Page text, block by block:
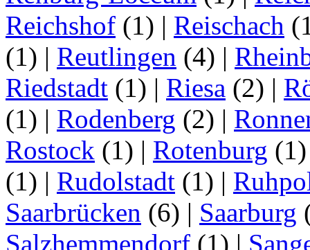
Reichshof (1) | Reischach
(1) | Reutlingen (4) |
Riedstadt (1) | Riesa (2) |
(1) | Rodenberg (2) |
Rostock (1) | Rotenburg
(1) | Rudolstadt (1) |
Saarbrücken (6) | Saarburg
Salzhemmendorf (1) |